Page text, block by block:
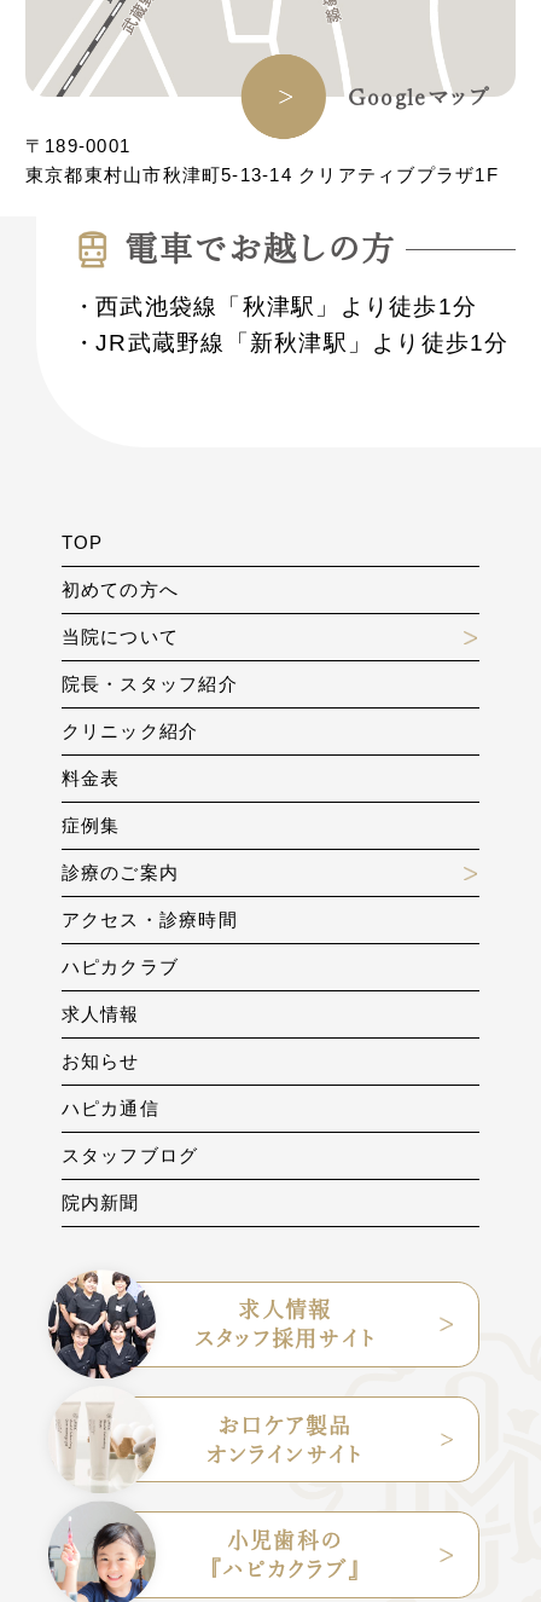
Googleマップ
〒189-0001
東京都東村山市秋津町5-13-14 クリアティブプラザ1F
電⾞でお越しの⽅
西武池袋線「秋津駅」より徒歩1分
JR武蔵野線「新秋津駅」より徒歩1分
TOP
初めての方へ
当院について
院長・スタッフ紹介
クリニック紹介
料金表
症例集
診療のご案内
アクセス・診療時間
ハピカクラブ
求人情報
お知らせ
ハピカ通信
スタッフブログ
院内新聞
求人情報
スタッフ採用サイト
お口ケア製品
オンラインサイト
小児歯科の
『ハピカクラブ』